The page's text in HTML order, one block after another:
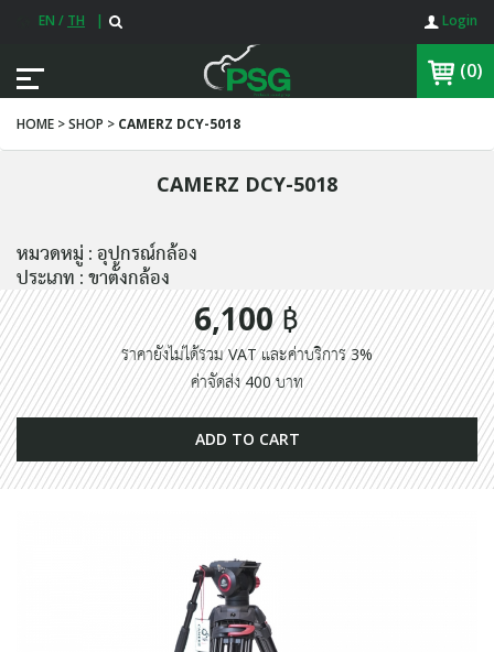
EN / TH | Login
(0)
HOME > SHOP > CAMERZ DCY-5018
CAMERZ DCY-5018
หมวดหมู่ : อุปกรณ์กล้อง
ประเภท : ขาตั้งกล้อง
6,100 ฿
ราคายังไม่ได้รวม VAT และค่าบริการ 3%
ค่าจัดส่ง 400 บาท
ADD TO CART